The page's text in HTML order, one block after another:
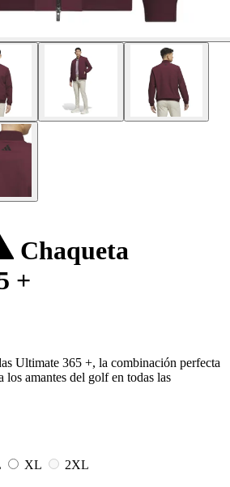
Chaqueta
+
Ultimate 365 +, la combinación perfecta
los amantes del golf en todas las
XL
2XL